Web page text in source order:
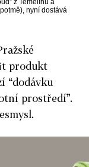
z Temelínu a
nyní dostává
produkt
“dodávku
prostředí”.